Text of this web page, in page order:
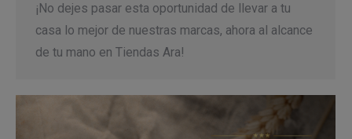
¡No dejes pasar esta oportunidad de llevar a tu
casa lo mejor de nuestras marcas, ahora al alcance
de tu mano en Tiendas Ara!